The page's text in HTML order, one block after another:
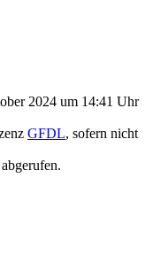
2024 um 14:41 Uhr
GFDL, sofern nicht